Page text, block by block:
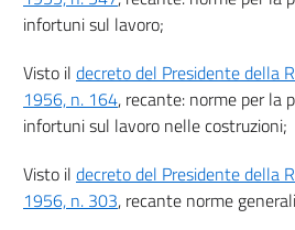
14 bis
Gestione della prevenzione
Sezione
MISURE DI TUTELA E
15
infortuni sul lavoro;
Visto il decreto del Presidente della
1956, n. 164, recante: norme per la
infortuni sul lavoro nelle costruzioni;
Visto il decreto del Presidente della
1956, n. 303, recante norme